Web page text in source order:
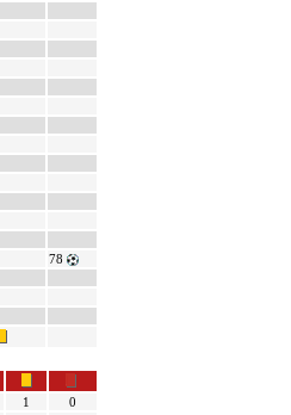
78
1
0